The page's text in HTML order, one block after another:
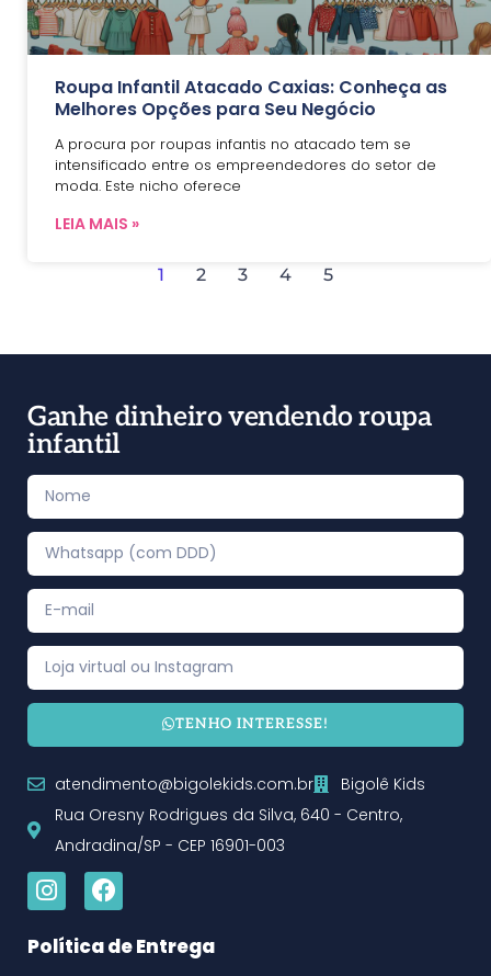
Roupa Infantil Atacado Caxias: Conheça as
Melhores Opções para Seu Negócio
A procura por roupas infantis no atacado tem se
intensificado entre os empreendedores do setor de
moda. Este nicho oferece
LEIA MAIS »
1 2 3 4 5
Ganhe dinheiro vendendo roupa
infantil
TENHO INTERESSE!
atendimento@bigolekids.com.br
Bigolê Kids
Rua Oresny Rodrigues da Silva, 640 - Centro,
Andradina/SP - CEP 16901-003
Política de Entrega